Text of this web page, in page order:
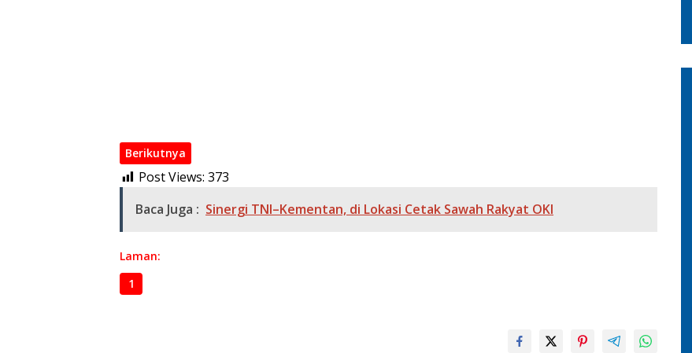
Berikutnya
Post Views: 373
Baca Juga : Sinergi TNI–Kementan, di Lokasi Cetak Sawah Rakyat OKI
Laman:
1